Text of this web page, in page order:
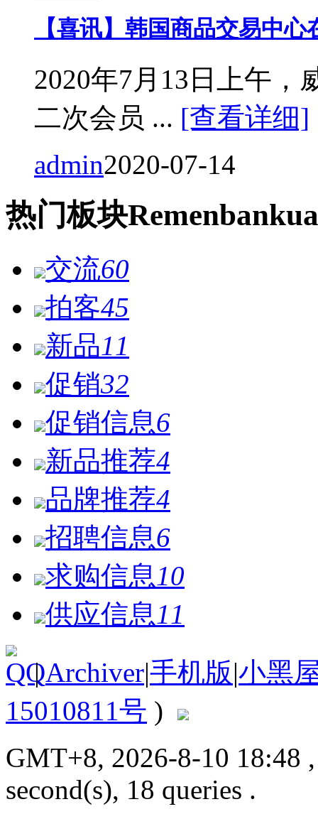
【喜讯】韩国商品交易中
2020年7月13日上午，
二次会员 ... [查看详细]
admin2020-07-14
热门板块Remen
交流60
拍客45
新品11
促销32
促销信息6
新品推荐4
品牌推荐4
招聘信息6
求购信息 10
供应信息 11
| Archiver|手机版|小黑
15010811号 )
GMT+8, 2026-8-10 18:48
second(s), 18 queries .